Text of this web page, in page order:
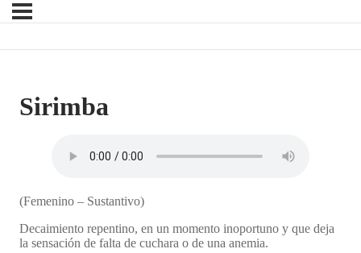
Sirimba
(Femenino – Sustantivo)
Decaimiento repentino, en un momento inoportuno y que deja
la sensación de falta de cuchara o de una anemia.